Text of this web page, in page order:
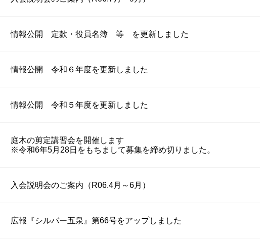
情報公開 定款・役員名簿 等 を更新しました
情報公開 令和６年度を更新しました
情報公開 令和５年度を更新しました
庭木の剪定講習会を開催します
※令和6年5月28日をもちまして募集を締め切りました。
入会説明会のご案内（R06.4月～6月）
広報『シルバー五泉』第66号をアップしました